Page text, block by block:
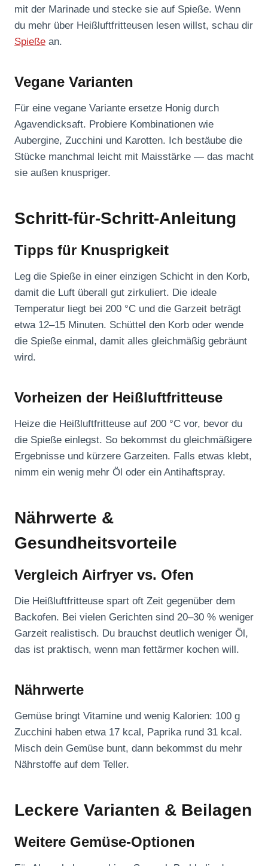
mit der Marinade und stecke sie auf Spieße. Wenn
du mehr über Heißluftfritteusen lesen willst, schau dir
Spieße an.
Vegane Varianten
Für eine vegane Variante ersetze Honig durch
Agavendicksaft. Probiere Kombinationen wie
Aubergine, Zucchini und Karotten. Ich bestäube die
Stücke manchmal leicht mit Maisstärke — das macht
sie außen knuspriger.
Schritt-für-Schritt-Anleitung
Tipps für Knusprigkeit
Leg die Spieße in einer einzigen Schicht in den Korb,
damit die Luft überall gut zirkuliert. Die ideale
Temperatur liegt bei 200 °C und die Garzeit beträgt
etwa 12–15 Minuten. Schüttel den Korb oder wende
die Spieße einmal, damit alles gleichmäßig gebräunt
wird.
Vorheizen der Heißluftfritteuse
Heize die Heißluftfritteuse auf 200 °C vor, bevor du
die Spieße einlegst. So bekommst du gleichmäßigere
Ergebnisse und kürzere Garzeiten. Falls etwas klebt,
nimm ein wenig mehr Öl oder ein Antihaftspray.
Nährwerte &
Gesundheitsvorteile
Vergleich Airfryer vs. Ofen
Die Heißluftfritteuse spart oft Zeit gegenüber dem
Backofen. Bei vielen Gerichten sind 20–30 % weniger
Garzeit realistisch. Du brauchst deutlich weniger Öl,
das ist praktisch, wenn man fettärmer kochen will.
Nährwerte
Gemüse bringt Vitamine und wenig Kalorien: 100 g
Zucchini haben etwa 17 kcal, Paprika rund 31 kcal.
Misch dein Gemüse bunt, dann bekommst du mehr
Nährstoffe auf dem Teller.
Leckere Varianten & Beilagen
Weitere Gemüse-Optionen